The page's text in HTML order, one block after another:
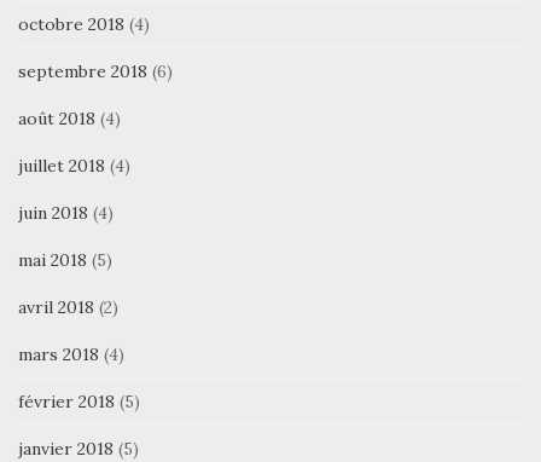
octobre 2018 (4)
septembre 2018 (6)
août 2018 (4)
juillet 2018 (4)
juin 2018 (4)
mai 2018 (5)
avril 2018 (2)
mars 2018 (4)
février 2018 (5)
janvier 2018 (5)